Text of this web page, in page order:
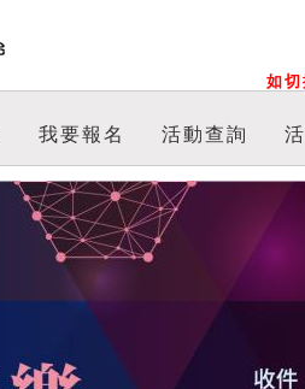
如
我要報名 活動查詢